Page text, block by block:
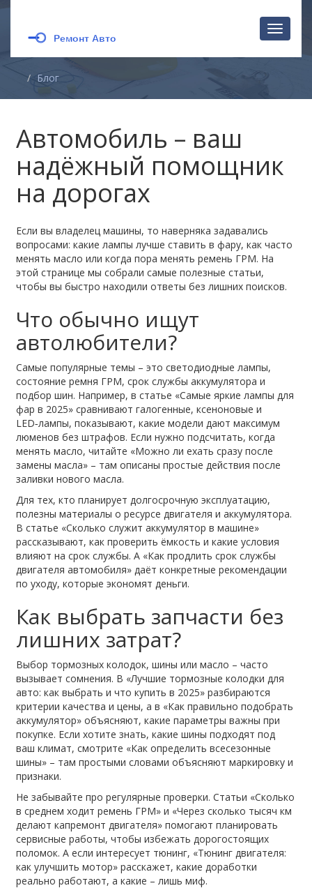
Блог
Автомобиль – ваш
надёжный помощник
на дорогах
Если вы владелец машины, то наверняка задавались
вопросами: какие лампы лучше ставить в фару, как часто
менять масло или когда пора менять ремень ГРМ. На
этой странице мы собрали самые полезные статьи,
чтобы вы быстро находили ответы без лишних поисков.
Что обычно ищут
автолюбители?
Самые популярные темы – это светодиодные лампы,
состояние ремня ГРМ, срок службы аккумулятора и
подбор шин. Например, в статье «Самые яркие лампы для
фар в 2025» сравнивают галогенные, ксеноновые и
LED‑лампы, показывают, какие модели дают максимум
люменов без штрафов. Если нужно подсчитать, когда
менять масло, читайте «Можно ли ехать сразу после
замены масла» – там описаны простые действия после
заливки нового масла.
Для тех, кто планирует долгосрочную эксплуатацию,
полезны материалы о ресурсе двигателя и аккумулятора.
В статье «Сколько служит аккумулятор в машине»
рассказывают, как проверить ёмкость и какие условия
влияют на срок службы. А «Как продлить срок службы
двигателя автомобиля» даёт конкретные рекомендации
по уходу, которые экономят деньги.
Как выбрать запчасти без
лишних затрат?
Выбор тормозных колодок, шины или масло – часто
вызывает сомнения. В «Лучшие тормозные колодки для
авто: как выбрать и что купить в 2025» разбираются
критерии качества и цены, а в «Как правильно подобрать
аккумулятор» объясняют, какие параметры важны при
покупке. Если хотите знать, какие шины подходят под
ваш климат, смотрите «Как определить всесезонные
шины» – там простыми словами объясняют маркировку и
признаки.
Не забывайте про регулярные проверки. Статьи «Сколько
в среднем ходит ремень ГРМ» и «Через сколько тысяч км
делают капремонт двигателя» помогают планировать
сервисные работы, чтобы избежать дорогостоящих
поломок. А если интересует тюнинг, «Тюнинг двигателя:
как улучшить мотор» расскажет, какие доработки
реально работают, а какие – лишь миф.